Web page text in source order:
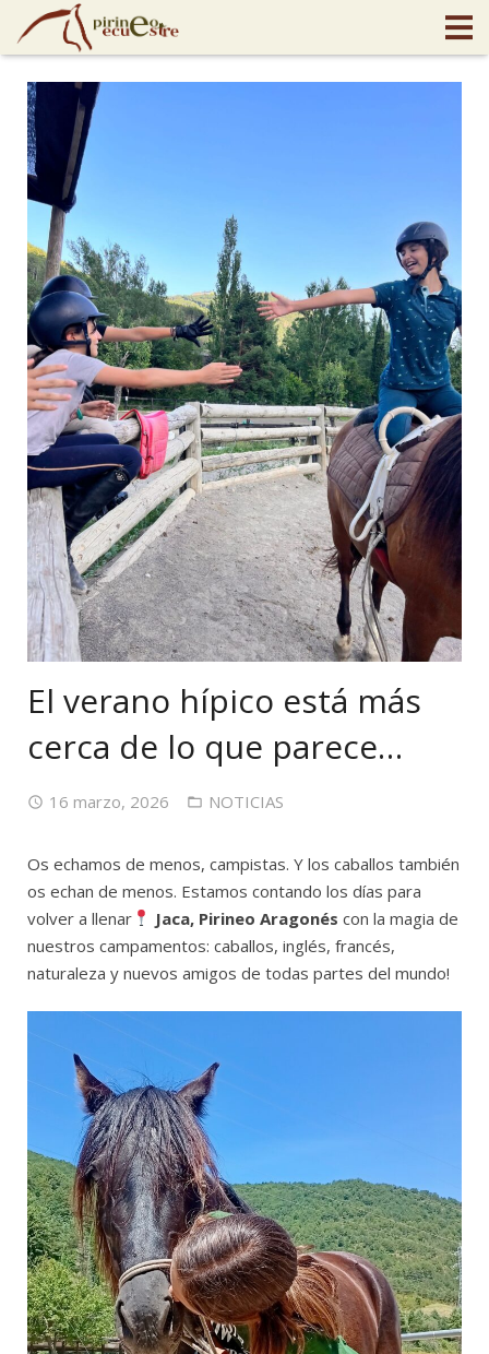
El verano hípico está más
cerca de lo que parece…
16 marzo, 2026 NOTICIAS
Os echamos de menos, campistas. Y los caballos también
os echan de menos. Estamos contando los días para
volver a llenar Jaca, Pirineo Aragonés conlamagiade
nuestros campamentos: caballos, inglés, francés,
naturaleza y nuevos amigos de todas partes del mundo!